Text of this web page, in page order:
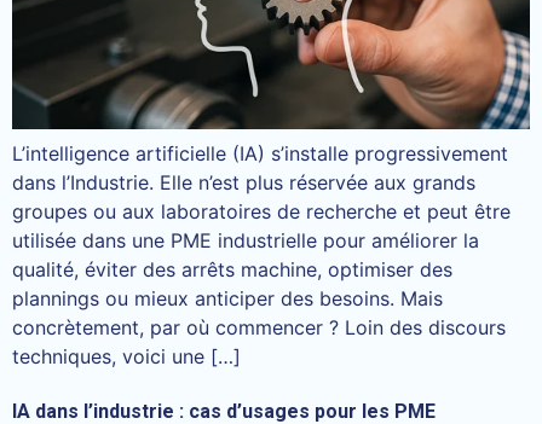
L’intelligence artificielle (IA) s’installe progressivement
dans l’Industrie. Elle n’est plus réservée aux grands
groupes ou aux laboratoires de recherche et peut être
utilisée dans une PME industrielle pour améliorer la
qualité, éviter des arrêts machine, optimiser des
plannings ou mieux anticiper des besoins. Mais
concrètement, par où commencer ? Loin des discours
techniques, voici une […]
IA dans l’industrie : cas d’usages pour les PME